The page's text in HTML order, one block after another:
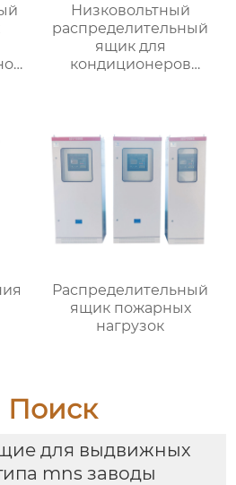
Низковольтный
распределительный
ящик для
кондиционеров
Распределительный
ящик пожарных
нагрузок
Поиск
для выдвижных
mns заводы